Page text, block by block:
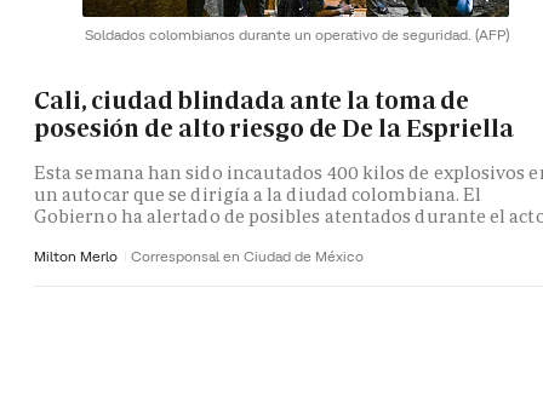
Soldados colombianos durante un operativo de seguridad. (AFP)
Cali, ciudad blindada ante la toma de
posesión de alto riesgo de De la Espriella
Esta semana han sido incautados 400 kilos de explosivos
un autocar que se dirigía a la diudad colombiana. El
Gobierno ha alertado de posibles atentados durante el
Milton Merlo Corresponsal en Ciudad de México